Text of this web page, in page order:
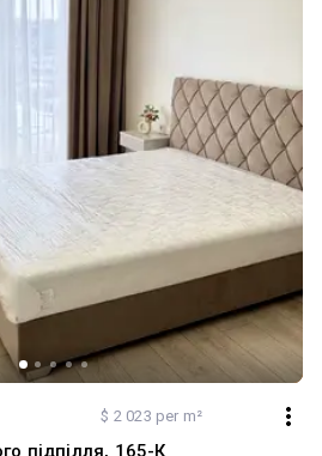
$ 2 023 per m²
підпілля, 165-К